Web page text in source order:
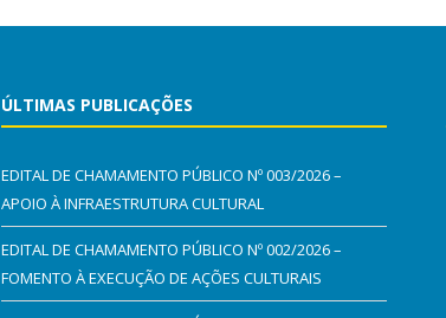
ÚLTIMAS PUBLICAÇÕES
EDITAL DE CHAMAMENTO PÚBLICO Nº 003/2026 –
APOIO À INFRAESTRUTURA CULTURAL
EDITAL DE CHAMAMENTO PÚBLICO Nº 002/2026 –
FOMENTO À EXECUÇÃO DE AÇÕES CULTURAIS